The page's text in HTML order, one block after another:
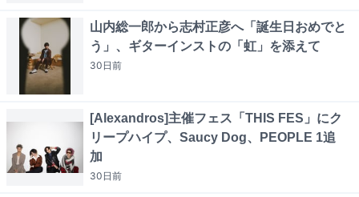
山内総一郎から志村正彦へ「誕生日おめでと
う」、ギターインストの「虹」を添えて
30日前
[Alexandros]主催フェス「THIS FES」にク
リープハイプ、Saucy Dog、PEOPLE 1追
加
30日前